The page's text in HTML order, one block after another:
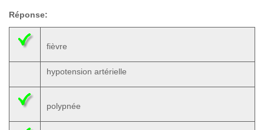
Réponse:
fièvre
hypotension artérielle
polypnée